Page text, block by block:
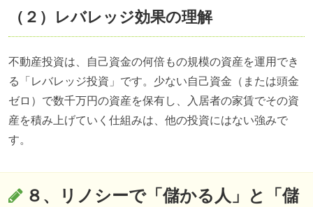
（２）レバレッジ効果の理解
不動産投資は、自己資金の何倍もの規模の資産を運用でき
る「レバレッジ投資」です。少ない自己資金（または頭金
ゼロ）で数千万円の資産を保有し、入居者の家賃でその資
産を積み上げていく仕組みは、他の投資にはない強みで
す。
８、リノシーで「儲かる人」と「儲